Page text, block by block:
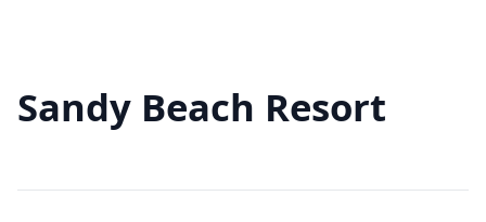
Sandy Beach Resort